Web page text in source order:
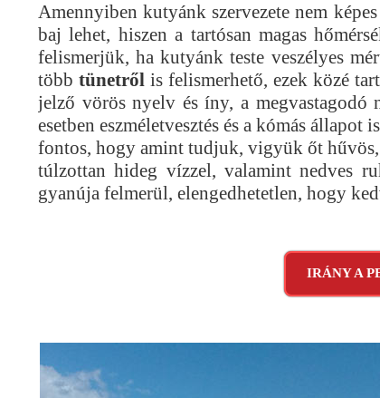
Amennyiben kutyánk szervezete nem
baj lehet, hiszen a tartósan magas
felismerjük, ha kutyánk teste veszélyes
többtünetről is felismerhető, ezek közé
jelző vörös nyelv és íny, a megvastagodó
esetben eszméletvesztés és a kómás
fontos, hogy amint tudjuk, vigyük őt hűvös,
túlzottan hideg vízzel, valamint nedves
gyanúja felmerül, elengedhetetlen, hogy
IRÁNY A